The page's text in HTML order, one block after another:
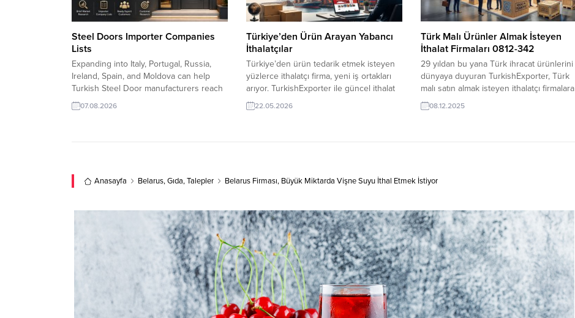
Steel Doors Importer Companies
Lists
Expanding into Italy, Portugal, Russia,
Ireland, Spain, and Moldova can help
Turkish Steel Door manufacturers reach
qualified construction companies,
building material distributors, project
to identify potential buyers, distributors,
and long-term business...
07.08.2026
Türkiye’den Ürün Arayan Yabancı
İthalatçılar
Türkiye’den ürün tedarik etmek isteyen
yüzlerce ithalatçı firma, yeni iş ortakları
arıyor. TurkishExporter ile güncel ithalat
alım taleplerine ulaşın, doğrudan alıcı
firmalarla bağlantı kurun ve ihracatınızı
Türkiye’den Erkek Pijama İthal Etmek...
22.05.2026
Türk Malı Ürünler Almak İsteyen
İthalat Firmaları 0812-342
29 yıldan bu yana Türk ihracat ürünlerini
dünyaya duyuran TurkishExporter, Türk
malı satın almak isteyen ithalatçı firmalara
hızlı ulaşmak için her gün onlarca yeni
ilan yayınlıyor Almanya’dan İthalatçı,
08.12.2025
Anasayfa Belarus,Gıda,Talepler Belarus Firması, Büyük Miktarda Vişne Suyu İthal Etmek İstiyor